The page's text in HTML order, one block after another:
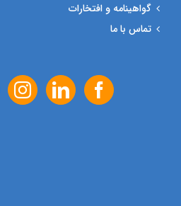
گواهینامه و افتخارات
تماس با ما